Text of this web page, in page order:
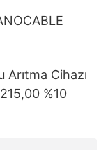
Arıtma Cihazı
%10